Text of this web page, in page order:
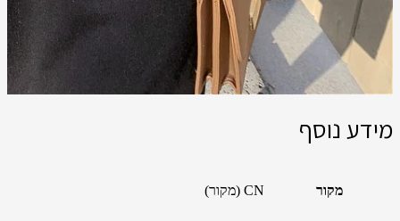
מידע נוסף
מקור CN (מקור)